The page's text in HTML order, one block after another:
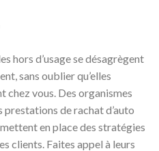
hors d’usage se désagrègent
sans oublier qu’elles
chez vous. Des organismes
de rachat d’auto
en place des stratégies
clients. Faites appel à leurs